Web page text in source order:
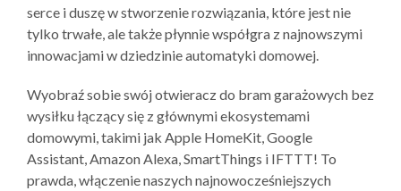
serce i duszę w stworzenie rozwiązania, które jest nie
tylko trwałe, ale także płynnie współgra z najnowszymi
innowacjami w dziedzinie automatyki domowej.
Wyobraź sobie swój otwieracz do bram garażowych bez
wysiłku łączący się z głównymi ekosystemami
domowymi, takimi jak Apple HomeKit, Google
Assistant, Amazon Alexa, SmartThings i IFTTT! To
prawda, włączenie naszych najnowocześniejszych